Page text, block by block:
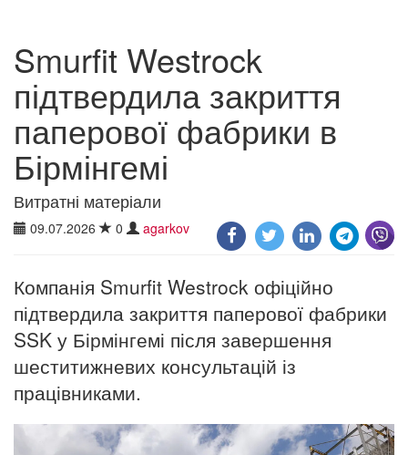
Smurfit Westrock
підтвердила закриття
паперової фабрики в
Бірмінгемі
Витратні матеріали
09.07.2026 0 agarkov
Компанія Smurfit Westrock офіційно
підтвердила закриття паперової фабрики
SSK у Бірмінгемі після завершення
шеститижневих консультацій із
працівниками.